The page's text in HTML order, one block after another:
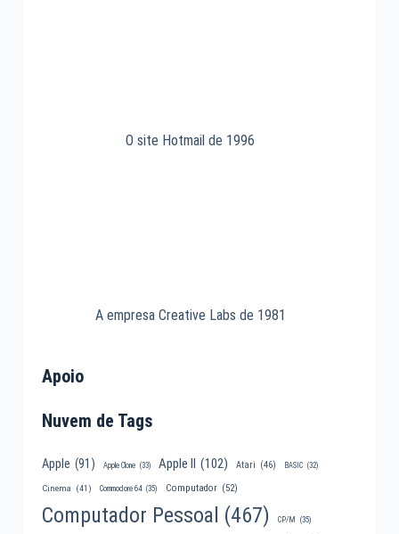
O site Hotmail de 1996
A empresa Creative Labs de 1981
Apoio
Nuvem de Tags
Apple (91) Apple Clone (33) Apple II (102) Atari (46) BASIC (32)
Cinema (41) Commodore 64 (35) Computador (52)
Computador Pessoal (467) CP/M (35)